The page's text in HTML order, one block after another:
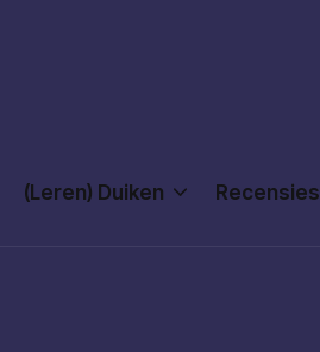
(Leren) Duiken Recensies